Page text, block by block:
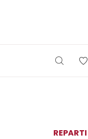
REPARTI